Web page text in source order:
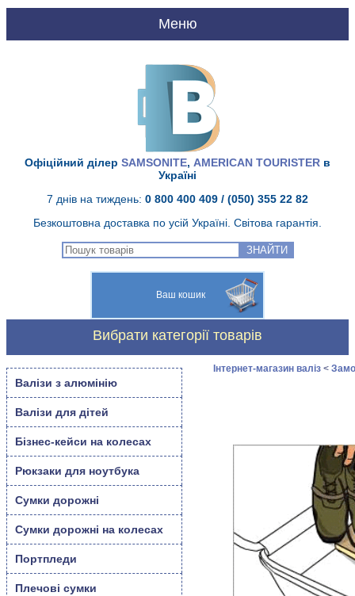
Про нас
Доставка і оплата
Якість Samsonite
Сервісний центр
Контакти
Новини
Офіційний ділер SAMSONITE, AMERICAN TOURISTER в
Україні
7 днів на тиждень: 0 800 400 409 / (050) 355 22 82
Безкоштовна доставка по усій Україні. Світова гарантія.
ЗНАЙТИ
Ваш кошик
Вибрати категорії товарів
Валізи з алюмінію
Валізи для дітей
Бізнес-кейси на колесах
Рюкзаки для ноутбука
Сумки дорожні
Сумки дорожні на колесах
Портпледи
Плечові сумки
Інтернет-магазин валіз<